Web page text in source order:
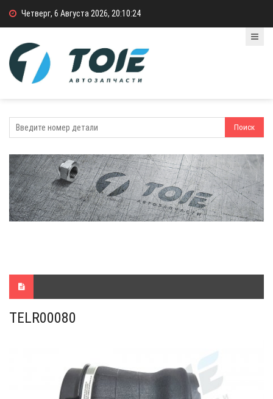
Четверг, 6 Августа 2026, 20:10:24
TELR00080